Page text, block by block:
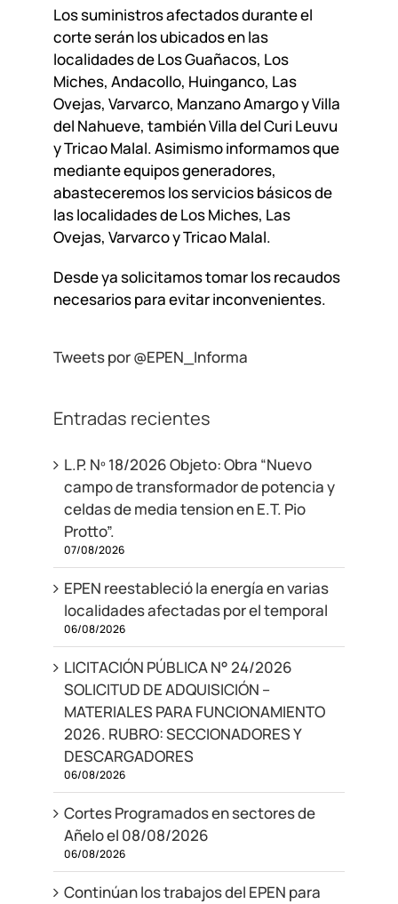
Los suministros afectados durante el
corte serán los ubicados en las
localidades de Los Guañacos, Los
Miches, Andacollo, Huinganco, Las
Ovejas, Varvarco, Manzano Amargo y Villa
del Nahueve, también Villa del Curi Leuvu
y Tricao Malal. Asimismo informamos que
mediante equipos generadores,
abasteceremos los servicios básicos de
las localidades de Los Miches, Las
Ovejas, Varvarco y Tricao Malal.
Desde ya solicitamos tomar los recaudos
necesarios para evitar inconvenientes.
Tweets por @EPEN_Informa
Entradas recientes
L.P. Nº 18/2026 Objeto: Obra “Nuevo
campo de transformador de potencia y
celdas de media tension en E.T. Pio
Protto”.
07/08/2026
EPEN reestableció la energía en varias
localidades afectadas por el temporal
06/08/2026
LICITACIÓN PÚBLICA N° 24/2026
SOLICITUD DE ADQUISICIÓN –
MATERIALES PARA FUNCIONAMIENTO
2026. RUBRO: SECCIONADORES Y
DESCARGADORES
06/08/2026
Cortes Programados en sectores de
Añelo el 08/08/2026
06/08/2026
Continúan los trabajos del EPEN para